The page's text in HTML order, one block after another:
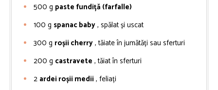
500 g paste fundiță (farfalle)
100 g spanac baby, spălat și uscat
300 g roșii cherry, tăiate în jumătăți sau sferturi
200 g castravete , tăiat în sferturi
2 ardei roșii medii , feliați